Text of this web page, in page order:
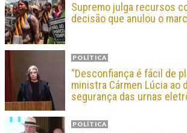
Supremo julga recursos
decisão que anulou o
POLÍTICA
“Desconfiança é fácil de
ministra Cármen Lúcia ao
segurança das urnas
POLÍTICA